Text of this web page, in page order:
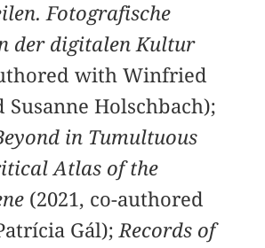
Fotografische
der digitalen Kultur
with Winfried
Susanne Holschbach);
in Tumultuous
Atlas of the
(2021, co-authored
Gál); Records of